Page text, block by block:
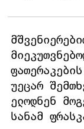
უეცარ
ელოდნენ
სანამ